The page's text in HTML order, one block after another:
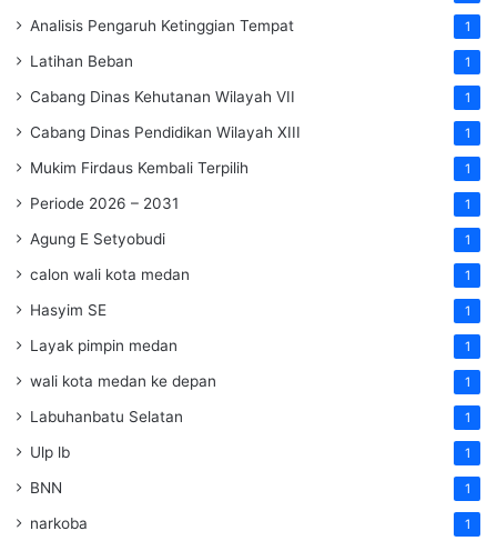
Analisis Pengaruh Ketinggian Tempat 1
Latihan Beban 1
Cabang Dinas Kehutanan Wilayah VII 1
Cabang Dinas Pendidikan Wilayah XIII 1
Mukim Firdaus Kembali Terpilih 1
Periode 2026 – 2031 1
Agung E Setyobudi 1
calon wali kota medan 1
Hasyim SE 1
Layak pimpin medan 1
wali kota medan ke depan 1
Labuhanbatu Selatan 1
Ulp lb 1
BNN 1
narkoba 1